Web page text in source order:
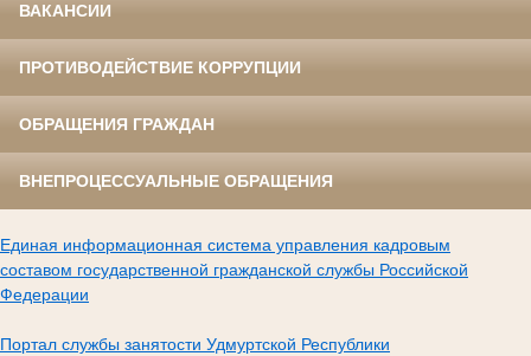
ВАКАНСИИ
ПРОТИВОДЕЙСТВИЕ КОРРУПЦИИ
ОБРАЩЕНИЯ ГРАЖДАН
ВНЕПРОЦЕССУАЛЬНЫЕ ОБРАЩЕНИЯ
Единая информационная система управления кадровым
составом государственной гражданской службы Российской
Федерации
Портал службы занятости Удмуртской Республики